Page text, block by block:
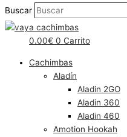
Buscar
0.00€ 0 Carrito
Cachimbas
Aladín
Aladin 2GO
Aladin 360
Aladin 460
Amotion Hookah